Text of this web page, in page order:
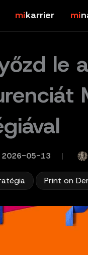
karrier
le
2026-05-13
Print on